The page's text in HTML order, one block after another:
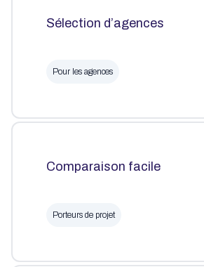
Sélection d’agences
Pour les agences
Comparaison facile
Porteurs de projet